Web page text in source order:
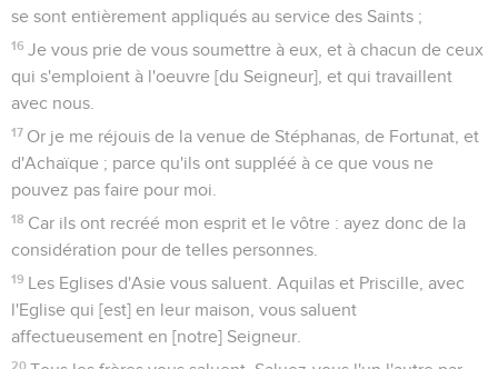
se sont entièrement appliqués au service des Saints ;
16 Je vous prie de vous soumettre à eux, et à chacun de ceux
qui s'emploient à l'oeuvre [du Seigneur], et qui travaillent
avec nous.
17 Or je me réjouis de la venue de Stéphanas, de Fortunat, et
d'Achaïque ; parce qu'ils ont suppléé à ce que vous ne
pouvez pas faire pour moi.
18 Car ils ont recréé mon esprit et le vôtre : ayez donc de la
considération pour de telles personnes.
19 Les Eglises d'Asie vous saluent. Aquilas et Priscille, avec
l'Eglise qui [est] en leur maison, vous saluent
affectueusement en [notre] Seigneur.
20